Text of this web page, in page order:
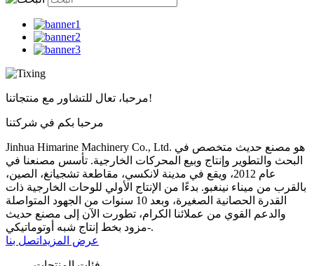
مرحبا، تعال للتشاور مع منتجاتنا!
مرحبا بكم في شركتنا
Jinhua Himarine Machinery Co., Ltd. هو مصنع حديث متخصص في
البحث والتطوير وإنتاج وبيع المحركات الخارجية. تأسس مصنعنا في
عام 2012، ويقع في مدينة لانكسي، مقاطعة تشجيانغ، الصين،
بالقرب من ميناء نينغبو. بدءًا من الإنتاج الأولي للوحات الخارجية ذات
القدرة الحصانية الصغيرة، وبعد 10 سنوات من الجهود المتواصلة
والدعم القوي من عملائنا الكرام، تطورت الآن إلى مصنع حديث
مزود بخط إنتاج شبه أوتوماتيكي-.
عرض المزيد اتصل بنا